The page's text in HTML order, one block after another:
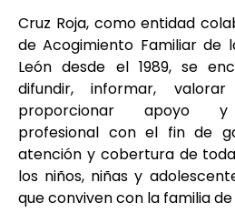
Cruz Roja, como entidad
de Acogimiento Familiar de
León desde el 1989, se
difundir, informar,
proporcionar apoyo y
profesional con el fin de
atención y cobertura de
los niños, niñas y
que conviven con la familia